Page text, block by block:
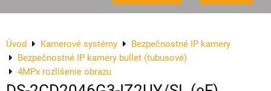
Úvod Kamerové systémy
Bezpečnostné IP kamery
Bezpečnostné IP kamery bullet (tubusové)
4MPx rozlíšenie obrazu